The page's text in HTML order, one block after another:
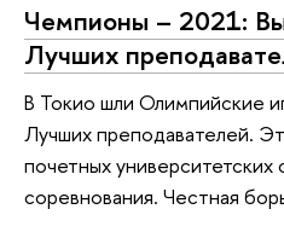
Чемпионы – 2021:
Лучших
В Токио шли Олимпийские
Лучших преподавателей.
почетных
соревнования. Честная